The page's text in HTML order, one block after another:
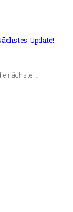
Update!
nächste …